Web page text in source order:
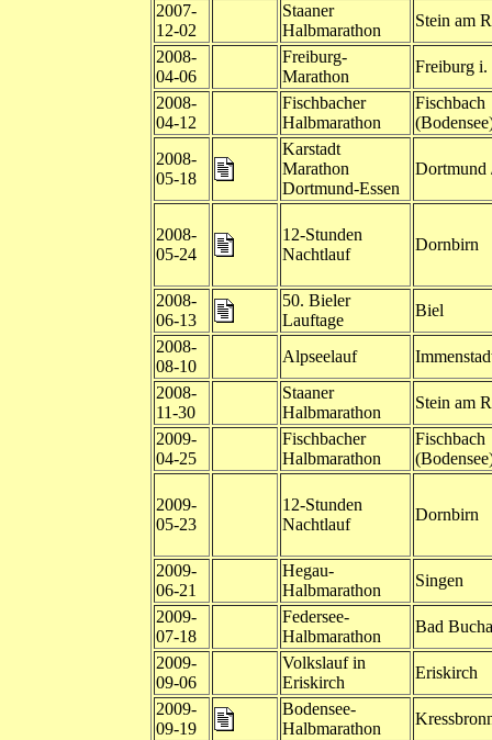
2007-
12-02
Staaner
Halbmarathon
Stein am
2008-
04-06
Freiburg-
Marathon
Freiburg i.
2008-
04-12
Fischbacher
Halbmarathon
Fischbach
2008-
05-18
Karstadt
Marathon
Dortmund-Essen
Dortmund
2008-
05-24
12-Stunden
Nachtlauf
Dornbirn
2008-
06-13
50. Bieler
Lauftage
Biel
2008-
08-10
Alpseelauf
2008-
11-30
Staaner
Halbmarathon
Stein am
2009-
04-25
Fischbacher
Halbmarathon
Fischbach
2009-
05-23
12-Stunden
Nachtlauf
Dornbirn
2009-
06-21
Hegau-
Halbmarathon
Singen
2009-
07-18
Federsee-
Halbmarathon
Bad
2009-
09-06
Volkslauf in
Eriskirch
Eriskirch
2009-
09-19
Bodensee-
Halbmarathon